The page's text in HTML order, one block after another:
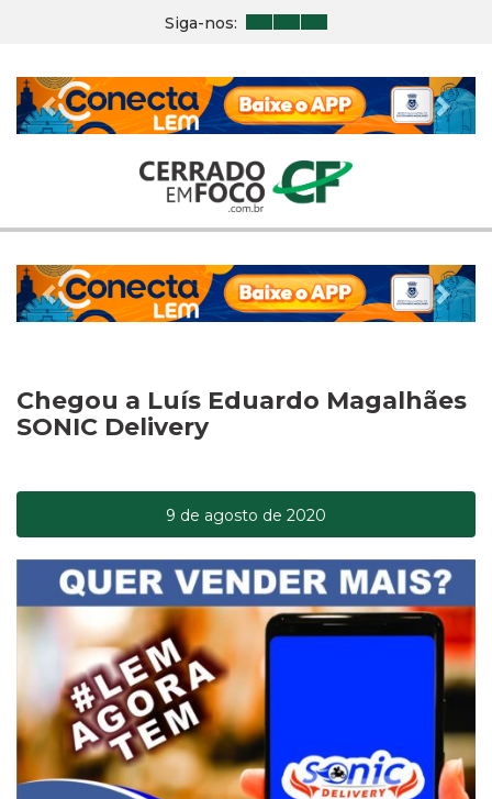
Siga-nos:
Previous Next
Previous Next
Chegou a Luís Eduardo Magalhães
SONIC Delivery
9 de agosto de 2020